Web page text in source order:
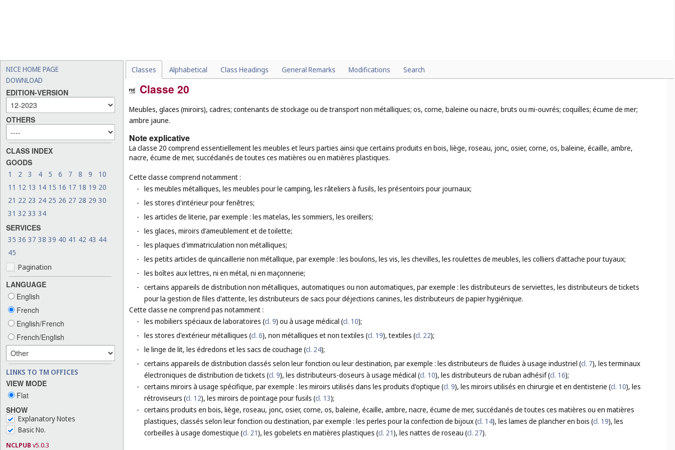
NICE HOME PAGE
DOWNLOAD
EDITION-VERSION
OTHERS
CLASS INDEX
GOODS
1 2 3 4 5 6 7 8 9
10
11 12 13 14 15 16 17 18 19 20
21 22 23 24 25 26 27 28 29 30
31 32 33 34
SERVICES
35 36 37 38 39 40 41 42 43 44
45
Pagination
LANGUAGE
English
French
English/French
French/English
LINKS TO TM OFFICES
VIEW MODE
Flat
SHOW
Explanatory Notes
Basic No.
NCLPUB v5.0.3
Classes Alphabetical Class Headings General Remarks Modifications Search
Classe 20
Meubles, glaces (miroirs), cadres; contenants de stockage ou de transport non métalliques; os, corne, baleine ou nacre, bruts ou mi-ouvrés; coquilles; écume de mer;
ambre jaune.
Note explicative
La classe 20 comprend essentiellement les meubles et leurs parties ainsi que certains produits en bois, liège, roseau, jonc, osier, corne, os, baleine, écaille, ambre,
nacre, écume de mer, succédanés de toutes ces matières ou en matières plastiques.
Cette classe comprend notamment :
- les meubles métalliques, les meubles pour le camping, les râteliers à fusils, les présentoirs pour journaux;
- les stores d'intérieur pour fenêtres;
- les articles de literie, par exemple : les matelas, les sommiers, les oreillers;
- les glaces, miroirs d'ameublement et de toilette;
- les plaques d'immatriculation non métalliques;
- les petits articles de quincaillerie non métallique, par exemple : les boulons, les vis, les chevilles, les roulettes de meubles, les colliers d'attache pour tuyaux;
- les boîtes aux lettres, ni en métal, ni en maçonnerie;
- certains appareils de distribution non métalliques, automatiques ou non automatiques, par exemple : les distributeurs de serviettes, les distributeurs de tickets
pour la gestion de files d'attente, les distributeurs de sacs pour déjections canines, les distributeurs de papier hygiénique.
Cette classe ne comprend pas notamment :
- les mobiliers spéciaux de laboratoires (cl. 9) ou à usage médical (cl. 10);
- les stores d'extérieur métalliques (cl. 6), non métalliques et non textiles (cl. 19), textiles (cl. 22);
- le linge de lit, les édredons et les sacs de couchage (cl. 24);
- certains appareils de distribution classés selon leur fonction ou leur destination, par exemple : les distributeurs de fluides à usage industriel (cl. 7), les terminaux
électroniques de distribution de tickets (cl. 9), les distributeurs-doseurs à usage médical (cl. 10), les distributeurs de ruban adhésif (cl. 16);
- certains miroirs à usage spécifique, par exemple : les miroirs utilisés dans les produits d'optique (cl. 9), les miroirs utilisés en chirurgie et en dentisterie (cl. 10), les
rétroviseurs (cl. 12), les miroirs de pointage pour fusils (cl. 13);
- certains produits en bois, liège, roseau, jonc, osier, corne, os, baleine, écaille, ambre, nacre, écume de mer, succédanés de toutes ces matières ou en matières
plastiques, classés selon leur fonction ou destination, par exemple : les perles pour la confection de bijoux (cl. 14), les lames de plancher en bois (cl. 19), les
corbeilles à usage domestique (cl. 21), les gobelets en matières plastiques (cl. 21), les nattes de roseau (cl. 27).